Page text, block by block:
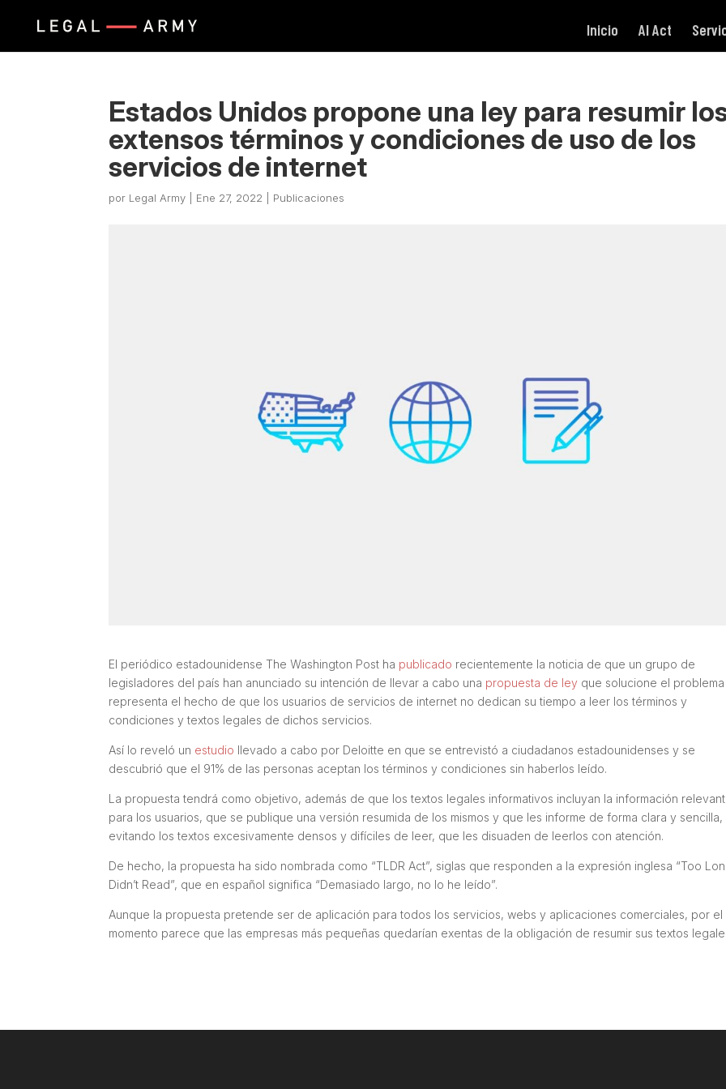
Inicio AI Act
Estados Unidos propone una ley para resumir
extensos términos y condiciones de uso de los
servicios de internet
por Legal Army Ene 27, 2022 Publicaciones
El periódico estadounidense The Washington Post ha publicado recientemente la noticia de que un grupo de
legisladores del país han anunciado su intención de llevar a cabo una propuesta de ley que solucione el
representa el hecho de que los usuarios de servicios de internet no dedican su tiempo a leer los términos y
condiciones y textos legales de dichos servicios.
Así lo reveló un estudio llevado a cabo por Deloitte en que se entrevistó a ciudadanos estadounidenses y se
descubrió que el 91% de las personas aceptan los términos y condiciones sin haberlos leído.
La propuesta tendrá como objetivo, además de que los textos legales informativos incluyan la información
para los usuarios, que se publique una versión resumida de los mismos y que les informe de forma clara y sencilla,
evitando los textos excesivamente densos y difíciles de leer, que les disuaden de leerlos con atención.
De hecho, la propuesta ha sido nombrada como “TLDR Act”, siglas que responden a la expresión inglesa “Too
Didn’t Read”, que en español significa “Demasiado largo, no lo he leído”.
Aunque la propuesta pretende ser de aplicación para todos los servicios, webs y aplicaciones comerciales, por el
momento parece que las empresas más pequeñas quedarían exentas de la obligación de resumir sus textos